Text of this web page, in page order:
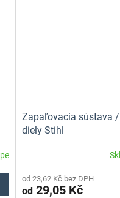
Zapaľovacia sústava
diely Stihl
od 23,62 Kč bez DPH
od29,05 Kč